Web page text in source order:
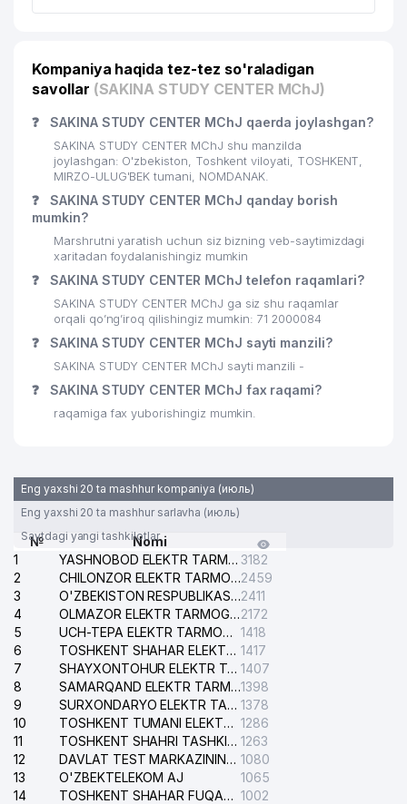
Kompaniya haqida tez-tez so'raladigan
savollar (SAKINA STUDY CENTER MChJ)
❓ SAKINA STUDY CENTER MChJ qaerda joylashgan?
SAKINA STUDY CENTER MChJ shu manzilda
joylashgan: O'zbekiston, Toshkent viloyati, TOSHKENT,
MIRZO-ULUG'BEK tumani, NOMDANAK.
❓
SAKINA STUDY CENTER MChJ qanday borish
mumkin?
Marshrutni yaratish uchun siz bizning veb-saytimizdagi
xaritadan foydalanishingiz mumkin
❓ SAKINA STUDY CENTER MChJ telefon raqamlari?
SAKINA STUDY CENTER MChJ ga siz shu raqamlar
orqali qo’ng’iroq qilishingiz mumkin: 71 2000084
❓ SAKINA STUDY CENTER MChJ sayti manzili?
SAKINA STUDY CENTER MChJ sayti manzili -
❓ SAKINA STUDY CENTER MChJ fax raqami?
raqamiga fax yuborishingiz mumkin.
Eng yaxshi 20 ta mashhur kompaniya (июль)
Eng yaxshi 20 ta mashhur sarlavha (июль)
Saytdagi yangi tashkilotlar
№
Nomi
1
YASHNOBOD ELEKTR TARMOG'I NOSOZLIKLARI XIZMATI 3182
2
CHILONZOR ELEKTR TARMOG'I NOSOZLIK XIZMATI2459
3
O'ZBEKISTON RESPUBLIKASI BOSH PROKURATURASI ISHONCH TELEFONI2411
4
OLMAZOR ELEKTR TARMOG'I NOSOZLIKLARI XIZMATI2172
5
UCH-TEPA ELEKTR TARMOG'I NOSOZLIKLARI XIZMATI 1418
6
TOSHKENT SHAHAR ELEKTR TARMOQLARI KORXONASI AJ 1417
7
SHAYXONTOHUR ELEKTR TARMOG'I NOSOZLIKLARINI TUZATISH XIZMATI 1407
8
SAMARQAND ELEKTR TARMOQLARI AJ1398
9
SURXONDARYO ELEKTR TARMOQLARI AJ 1378
10
TOSHKENT TUMANI ELEKTR TARMOG'I AVARIYA XIZMATI 1286
11
TOSHKENT SHAHRI TASHKILOT TELEFONLARI HAQIDA MA'LUMOT BYUROSI 1263
12
DAVLAT TEST MARKAZINING ISHONCH TELEFONLARI 1080
13
O'ZBEKTELEKOM AJ
1065
14
TOSHKENT SHAHAR FUQAROLIK ISHLARI BO'YICHA SUDI 1002